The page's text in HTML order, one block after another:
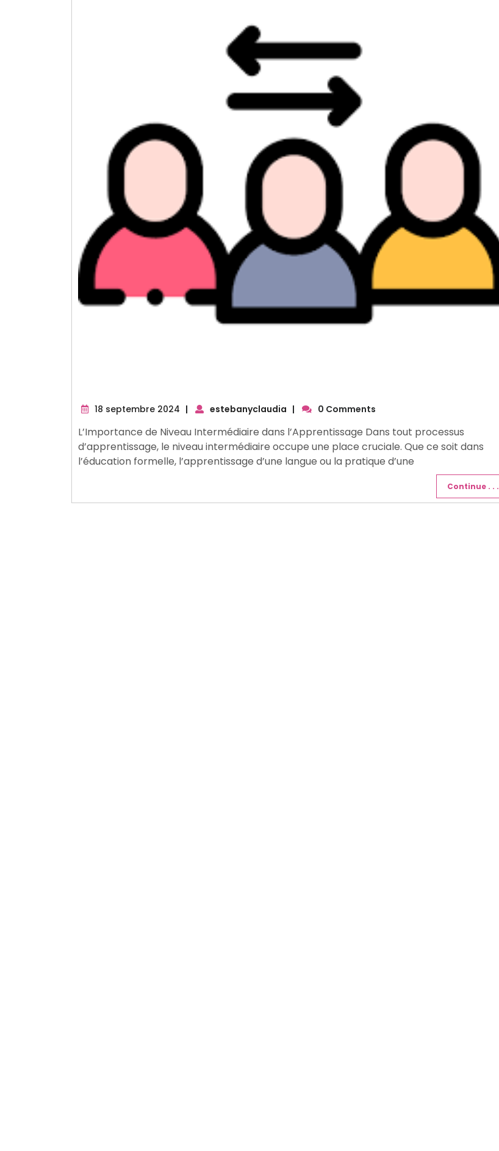
18 septembre 2024 18
2024
| estebanyclaudia | 0 Comments
L’Importance de Niveau Intermédiaire dans l’Apprentissage Dans tout processus
d’apprentissage, le niveau intermédiaire occupe une place cruciale. Que ce soit dans
l’éducation formelle, l’apprentissage d’une langue ou la pratique d’une
Continue . . .